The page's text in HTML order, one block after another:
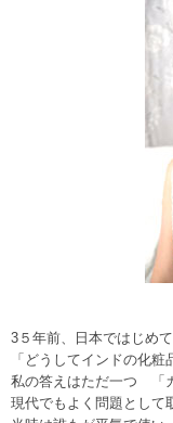
3５年前、日本ではじめ
「どうしてインドの化粧
私の答えはただ一つ 「
現代でもよく問題として